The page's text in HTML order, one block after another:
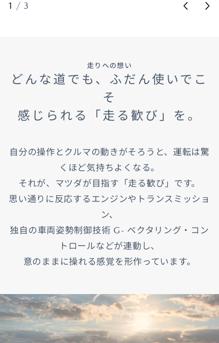
1 / 3
走りへの想い
どんな道でも、ふだん使いでこ
そ
感じられる「走る歓び」を。
自分の操作とクルマの動きがそろうと、運転は驚
くほど気持ちよくなる。
それが、マツダが目指す「走る歓び」です。
思い通りに反応するエンジンやトランスミッショ
ン、
独自の車両姿勢制御技術 G- ベクタリング・コン
トロールなどが連動し、
意のままに操れる感覚を形作っています。